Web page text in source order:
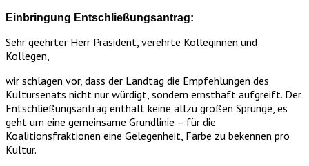
Einbringung Entschließungsantrag:
Sehr geehrter Herr Präsident, verehrte Kolleginnen und
Kollegen,
wir schlagen vor, dass der Landtag die Empfehlungen des
Kultursenats nicht nur würdigt, sondern ernsthaft aufgreift. Der
Entschließungsantrag enthält keine allzu großen Sprünge, es
geht um eine gemeinsame Grundlinie – für die
Koalitionsfraktionen eine Gelegenheit, Farbe zu bekennen pro
Kultur.